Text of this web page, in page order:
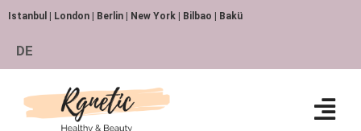
Istanbul | London | Berlin | New York | Bilbao | Bakü
DE